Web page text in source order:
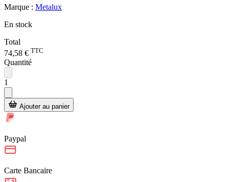
Marque : Metalux
En stock
Total
74,58 € TTC
Quantité
1
Ajouter au panier
Paypal
Carte Bancaire